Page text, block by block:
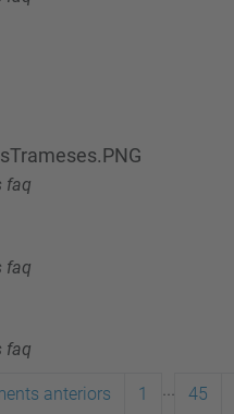
faq
faq
faq
anteriors 1 45